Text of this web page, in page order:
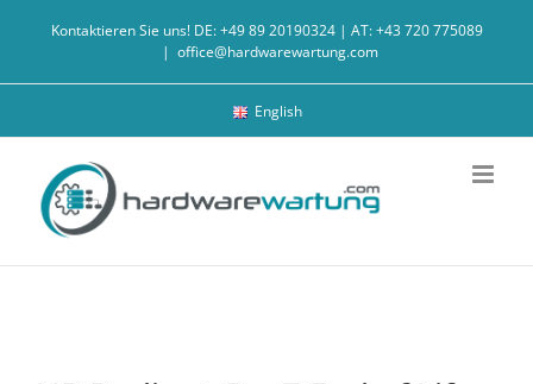
Kontaktieren Sie uns! DE: +49 89 20190324 | AT: +43 720 775089
| office@hardwarewartung.com
English